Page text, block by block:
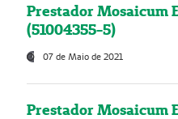
Prestador Mosaicum
(51004355-5)
07 de Maio de 2021
Prestador Mosaicum